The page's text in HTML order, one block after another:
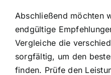
Abschließend möchten
endgültige
Vergleiche die
sorgfältig, um den
finden. Prüfe den